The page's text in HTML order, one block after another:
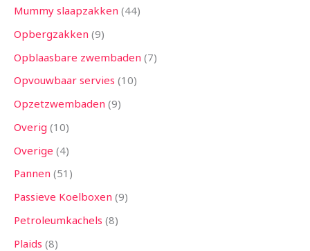
Mummy slaapzakken 44
Opbergzakken 9
Opblaasbare zwembaden 7
Opvouwbaar servies 10
Opzetzwembaden 9
Overig 10
Overige 4
Pannen 51
Passieve Koelboxen 9
Petroleumkachels 8
Plaids 8